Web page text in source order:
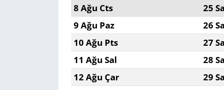
8 Ağu Cts
25
9 Ağu Paz
26
10 Ağu Pts
27
11 Ağu Sal
28
12 Ağu Çar
29